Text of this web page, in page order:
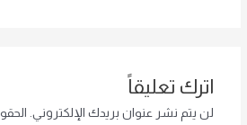
اترك تعليقاً
لن يتم نشر عنوان بريدك الإلكتروني.